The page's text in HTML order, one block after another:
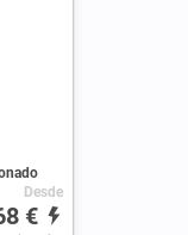
Desde
€